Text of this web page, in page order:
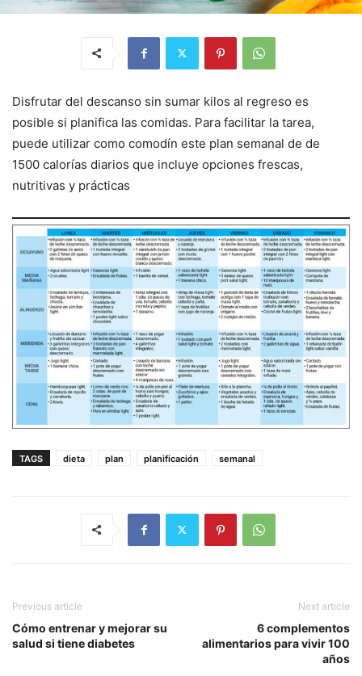
Disfrutar del descanso sin sumar kilos al regreso es
posible si planifica las comidas. Para facilitar la tarea,
puede utilizar como comodín este plan semanal de de
1500 calorías diarios que incluye opciones frescas,
nutritivas y prácticas
TAGS dieta plan planificación semanal
Previous article
Cómo entrenar y mejorar su
salud si tiene diabetes
Next article
6 complementos
alimentarios para vivir 100
años